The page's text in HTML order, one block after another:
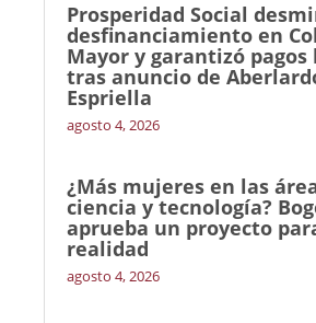
Prosperidad Social
desfinanciamiento en
Mayor y garantizó pagos
tras anuncio de
Espriella
agosto 4, 2026
¿Más mujeres en las
ciencia y tecnología?
aprueba un proyecto
realidad
agosto 4, 2026